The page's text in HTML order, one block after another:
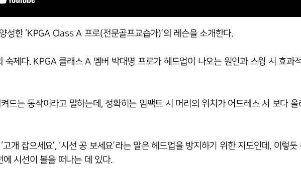
성한 ‘KPGA Class A 프로(전문골프교습가)’의 레슨을 소개한다.
숙제다. KPGA 클래스 A 멤버 박대명 프로가 헤드업이 나오는 원인과 스윙 시 효과
드는 동작이라고 말하는데, 정확히는 임팩트 시 머리의 위치가 어드레스 시 보다 올
개 잡으세요’, ‘시선 공 보세요’라는 말은 헤드업을 방지하기 위한 지도인데, 이렇듯
시선이 볼을 떠나는 데 있다.